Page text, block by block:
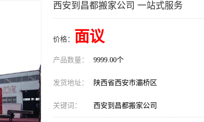
西安到昌都搬家公司 一站式服务
价格： 面议
产品数量： 9999.00个
发货地址： 陕西省西安市灞桥区
关键词： 西安到昌都搬家公司